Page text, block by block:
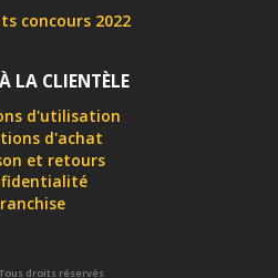
concours 2022
LA CLIENTÈLE
d'utilisation
d'achat
et retours
Tous droits réservés